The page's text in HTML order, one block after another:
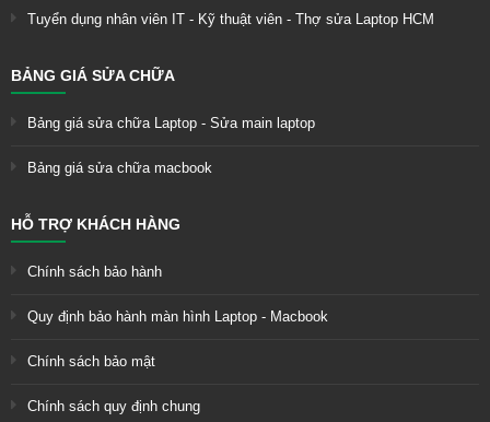
Tuyển dụng nhân viên IT - Kỹ thuật viên - Thợ sửa Laptop HCM
BẢNG GIÁ SỬA CHỮA
Bảng giá sửa chữa Laptop - Sửa main laptop
Bảng giá sửa chữa macbook
HỖ TRỢ KHÁCH HÀNG
Chính sách bảo hành
Quy định bảo hành màn hình Laptop - Macbook
Chính sách bảo mật
Chính sách quy định chung